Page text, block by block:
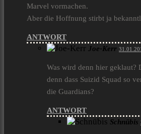
Marvel vormachen.
Aber die Hoffnung stirbt ja
ANTWORT
Joe-Kerr
Was wird denn hier geklaut?
denn dass Suizid Squad so
die Guardians?
ANTWORT
Schnübis